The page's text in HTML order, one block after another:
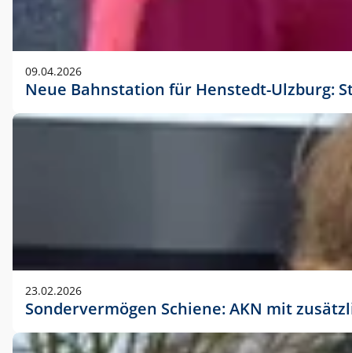
09.04.2026
Neue Bahnstation für Henstedt-Ulzburg:
23.02.2026
Sondervermögen Schiene: AKN mit